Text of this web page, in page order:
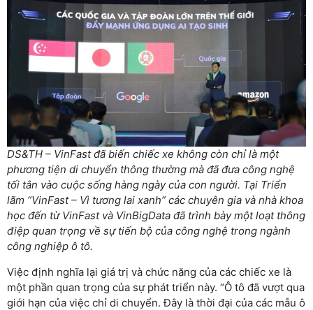
DS&TH – VinFast đã biến chiếc xe không còn chỉ là một
phương tiện di chuyển thông thường mà đã đưa công nghệ
tối tân vào cuộc sống hàng ngày của con người. Tại Triển
lãm “VinFast – Vì tương lai xanh” các chuyên gia và nhà khoa
học đến từ VinFast và VinBigData đã trình bày một loạt thông
điệp quan trọng về sự tiến bộ của công nghệ trong ngành
công nghiệp ô tô.
Việc định nghĩa lại giá trị và chức năng của các chiếc xe là
một phần quan trọng của sự phát triển này. “Ô tô đã vượt qua
giới hạn của việc chỉ di chuyển. Đây là thời đại của các mẫu ô